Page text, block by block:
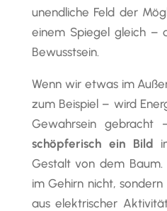
unendliche Feld der
einem Spiegel gleich –
Bewusstsein.
Wenn wir etwas im
zum Beispiel – wird
Gewahrsein
schöpferisch ein Bild
Gestalt von dem
im Gehirn nicht,
aus elektrischer